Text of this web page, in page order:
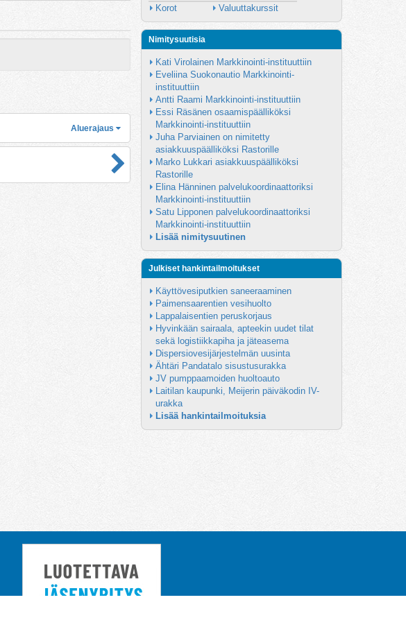
Aluerajaus
Korot Valuuttakurssit
Nimitysuutisia
Kati Virolainen Markkinointi-instituuttiin
Eveliina Suokonautio Markkinointi-
instituuttiin
Antti Raami Markkinointi-instituuttiin
Essi Räsänen osaamispäälliköksi
Markkinointi-instituuttiin
Juha Parviainen on nimitetty
asiakkuuspäälliköksi Rastorille
Marko Lukkari asiakkuuspäälliköksi
Rastorille
Elina Hänninen palvelukoordinaattoriksi
Markkinointi-instituuttiin
Satu Lipponen palvelukoordinaattoriksi
Markkinointi-instituuttiin
Lisää nimitysuutinen
Julkiset hankintailmoitukset
Käyttövesiputkien saneeraaminen
Paimensaarentien vesihuolto
Lappalaisentien peruskorjaus
Hyvinkään sairaala, apteekin uudet tilat
sekä logistiikkapiha ja jäteasema
Dispersiovesijärjestelmän uusinta
Ähtäri Pandatalo sisustusurakka
JV pumppaamoiden huoltoauto
Laitilan kaupunki, Meijerin päiväkodin IV-
urakka
Lisää hankintailmoituksia